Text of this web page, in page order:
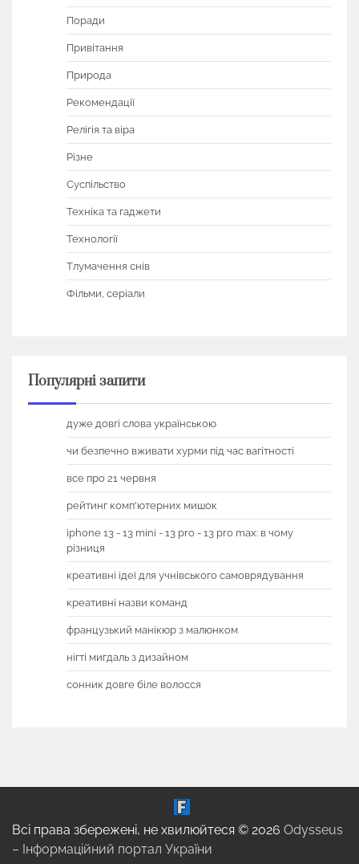
Поради
Привітання
Природа
Рекомендації
Релігія та віра
Різне
Суспільство
Техніка та гаджети
Технології
Тлумачення снів
Фільми, серіали
Популярні запити
дуже довгі слова українською
чи безпечно вживати хурми під час вагітності
все про 21 червня
рейтинг комп'ютерних мишок
iphone 13 - 13 mini - 13 pro - 13 pro max: в чому
різниця
креативні ідеї для учнівського самоврядування
креативні назви команд
французький манікюр з малюнком
нігті мигдаль з дизайном
сонник довге біле волосся
Всі права збережені, не хвилюйтеся © 2026 Odysseus
– Інформаційний портал України